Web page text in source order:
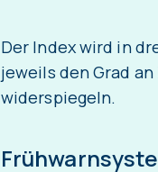
Der Index wird in
jeweils den Grad
widerspiegeln.